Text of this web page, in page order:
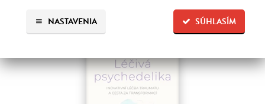
SÚHLASÍM
NASTAVENIA